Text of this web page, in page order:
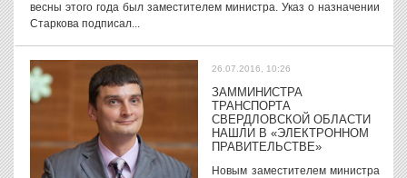
весны этого года был заместителем министра. Указ о назначении
Старкова подписал...
26.07.2016, 10:26
ЗАММИНИСТРА
ТРАНСПОРТА
СВЕРДЛОВСКОЙ ОБЛАСТИ
НАШЛИ В «ЭЛЕКТРОННОМ
ПРАВИТЕЛЬСТВЕ»
Новым заместителем министра